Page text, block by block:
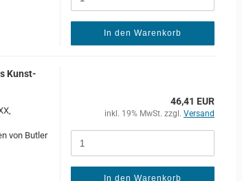
In den Warenkorb
Kunst­
von But­ler
46,41 EUR
inkl. 19% MwSt. zzgl. Versand
In den Warenkorb